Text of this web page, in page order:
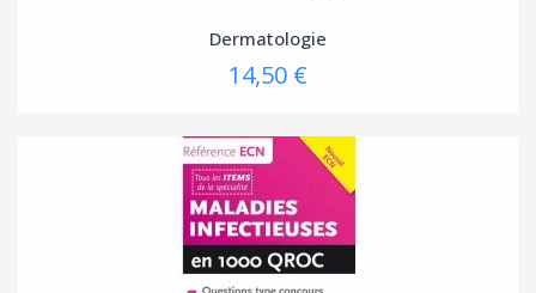
Dermatologie
14,50 €